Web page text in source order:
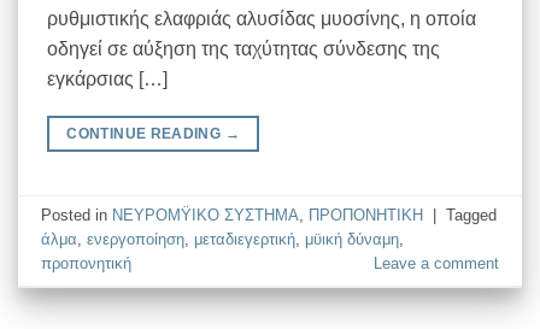
ρυθμιστικής ελαφριάς αλυσίδας μυοσίνης, η οποία
οδηγεί σε αύξηση της ταχύτητας σύνδεσης της
εγκάρσιας […]
CONTINUE READING →
Posted in ΝΕΥΡΟΜΫΙΚΟ ΣΥΣΤΗΜΑ ΠΡΟΠΟΝΗΤΙΚΗ
Tagged
άλμα ,ενεργοποίηση μεταδιεγερτική μϋική δύναμη
προπονητική
Leave a comment